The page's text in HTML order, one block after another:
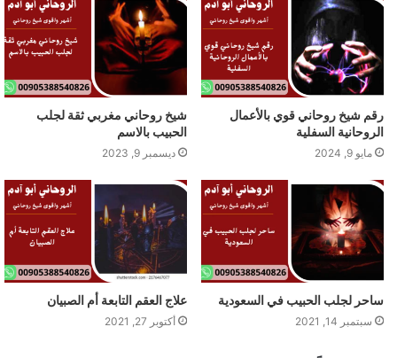
رقم شيخ روحاني قوي بالأعمال
الروحانية السفلية
مايو 9, 2024
شيخ روحاني مغربي ثقة لجلب
الحبيب بالاسم
ديسمبر 9, 2023
ساحر لجلب الحبيب في السعودية
سبتمبر 14, 2021
علاج العقم التابعة أم الصبيان
أكتوبر 27, 2021